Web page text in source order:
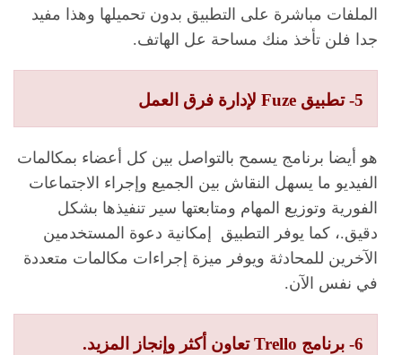
الملفات مباشرة على التطبيق بدون تحميلها وهذا مفيد
جدا فلن تأخذ منك مساحة عل الهاتف.
5- تطبيق Fuze لإدارة فرق العمل
هو أيضا برنامج يسمح بالتواصل بين كل أعضاء بمكالمات
الفيديو ما يسهل النقاش بين الجميع وإجراء الاجتماعات
الفورية وتوزيع المهام ومتابعتها سير تنفيذها بشكل
دقيق.، كما يوفر التطبيق إمكانية دعوة المستخدمين
الآخرين للمحادثة ويوفر ميزة إجراءات مكالمات متعددة
في نفس الآن.
6- برنامج Trello تعاون أكثر وإنجاز المزيد.